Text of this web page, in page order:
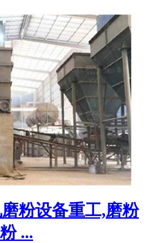
粉设备重工,磨粉
...